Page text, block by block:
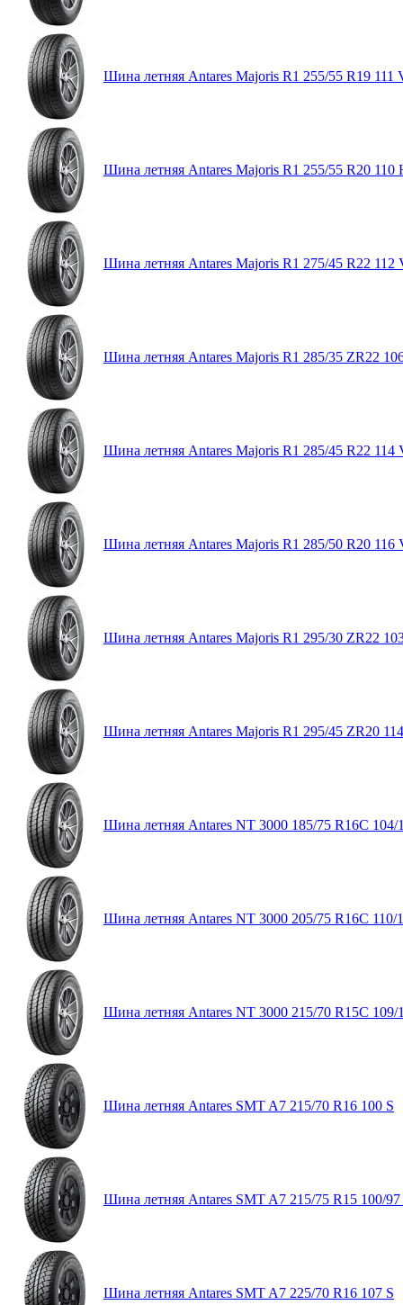
Шина летняя Antares Majoris R1 255/55 R19 111
Шина летняя Antares Majoris R1 255/55 R20 110
Шина летняя Antares Majoris R1 275/45 R22 112
Шина летняя Antares Majoris R1 285/35 ZR22
Шина летняя Antares Majoris R1 285/45 R22 114
Шина летняя Antares Majoris R1 285/50 R20 116
Шина летняя Antares Majoris R1 295/30 ZR22
Шина летняя Antares Majoris R1 295/45 ZR20
Шина летняя Antares NT 3000 185/75 R16C 104/
Шина летняя Antares NT 3000 205/75 R16C 110/
Шина летняя Antares NT 3000 215/70 R15C 109/
Шина летняя Antares SMT A7 215/70 R16 100 S
Шина летняя Antares SMT A7 215/75 R15 100/97
Шина летняя Antares SMT A7 225/70 R16 107 S